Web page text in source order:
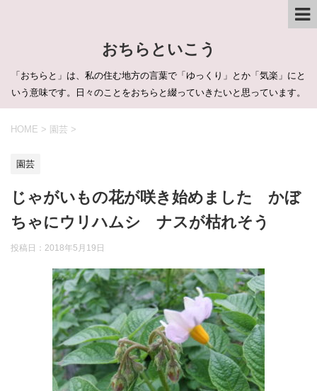
おちらといこう
「おちらと」は、私の住む地方の言葉で「ゆっくり」とか「気楽」にと
いう意味です。日々のことをおちらと綴っていきたいと思っています。
HOME > 園芸 >
園芸
じゃがいもの花が咲き始めました かぼ
ちゃにウリハムシ ナスが枯れそう
投稿日： 2018年5月19日